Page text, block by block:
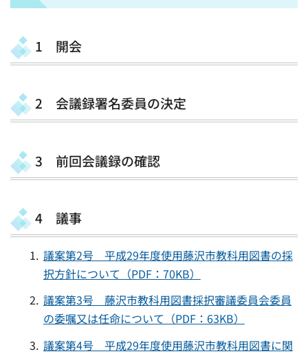
1 開会
2 会議録署名委員の決定
3 前回会議録の確認
4 議事
議案第2号 平成29年度使用藤沢市教科用図書の採
択方針について（PDF：70KB）
議案第3号 藤沢市教科用図書採択審議委員会委員
の委嘱又は任命について（PDF：63KB）
議案第4号 平成29年度使用藤沢市教科用図書に関